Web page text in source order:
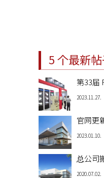
5 个最新
第33届
2023.11.27.
官网更
2023.01.10.
总公司
2020.07.02.